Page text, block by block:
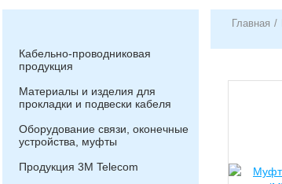
Кабельно-проводниковая
продукция
Материалы и изделия для
прокладки и подвески кабеля
Оборудование связи, оконечные
устройства, муфты
Продукция 3М Telecom
Главная /